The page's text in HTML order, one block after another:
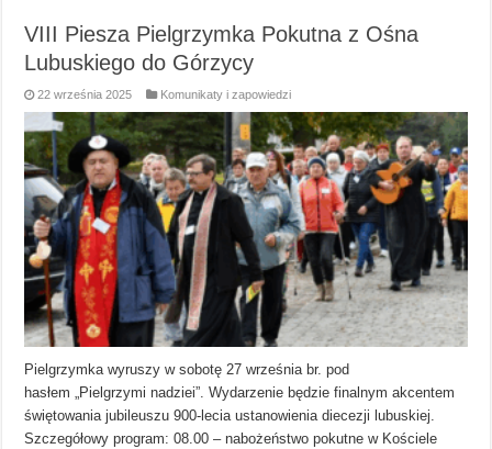
VIII Piesza Pielgrzymka Pokutna z Ośna
Lubuskiego do Górzycy
22 września 2025 Komunikaty i zapowiedzi
Pielgrzymka wyruszy w sobotę 27 września br. pod
hasłem „Pielgrzymi nadziei”. Wydarzenie będzie finalnym akcentem
świętowania jubileuszu 900-lecia ustanowienia diecezji lubuskiej.
Szczegółowy program: 08.00 – nabożeństwo pokutne w Kościele